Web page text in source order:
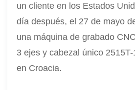
un cliente en los Estados
día después, el 27 de mayo
una máquina de grabado
3 ejes y cabezal único
en Croacia.